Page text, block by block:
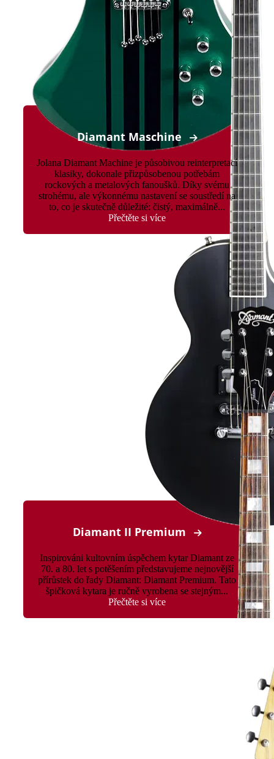
Diamant Maschine
Jolana Diamant Machine je působivou reinterpretací
klasiky, dokonale přizpůsobenou potřebám
rockových a metalových fanoušků. Díky svému
strohému, ale výkonnému nastavení se soustředí na
to, co je skutečně důležité: čistý, maximálně...
Přečtěte si více
Diamant II Premium
Inspirováni kultovním úspěchem kytar Diamant ze
70. a 80. let s potěšením představujeme nejnovější
přírůstek do řady Diamant: Diamant Premium. Tato
špičková kytara je ručně vyrobena se stejným...
Přečtěte si více